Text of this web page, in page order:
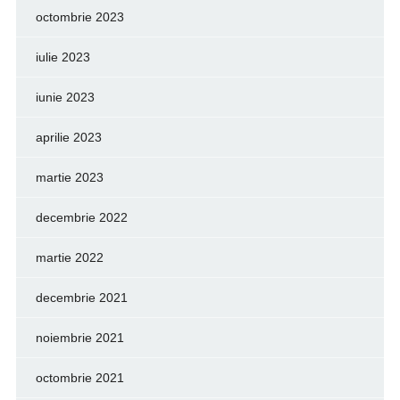
octombrie 2023
iulie 2023
iunie 2023
aprilie 2023
martie 2023
decembrie 2022
martie 2022
decembrie 2021
noiembrie 2021
octombrie 2021